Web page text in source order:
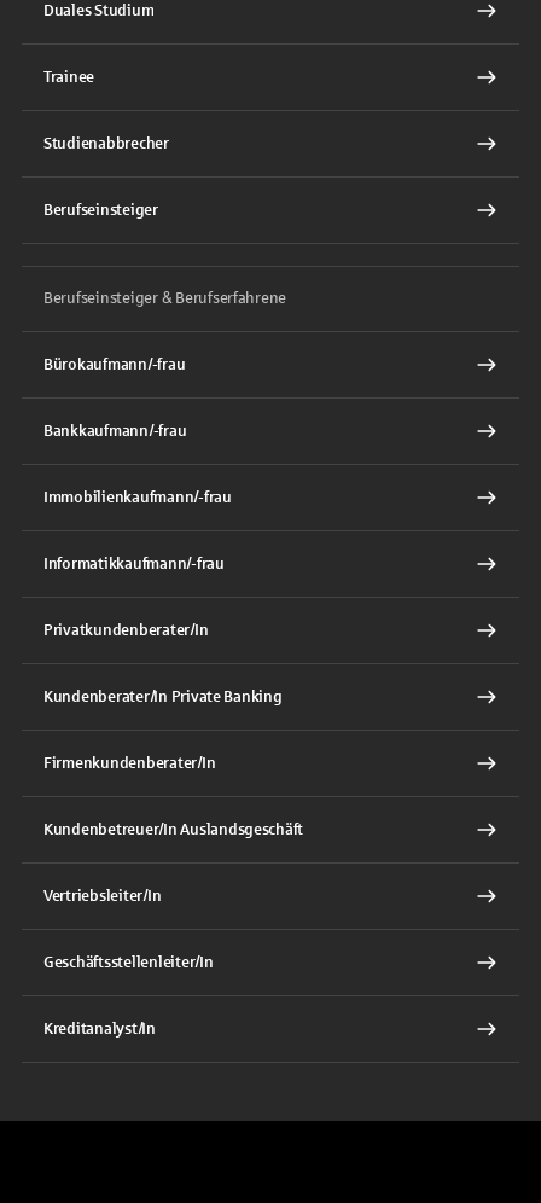
Duales Studium
Trainee
Studienabbrecher
Berufseinsteiger
Berufseinsteiger & Berufserfahrene
Bürokaufmann/-frau
Bankkaufmann/-frau
Immobilienkaufmann/-frau
Informatikkaufmann/-frau
Privatkundenberater/In
Kundenberater/In Private Banking
Firmenkundenberater/In
Kundenbetreuer/In Auslandsgeschäft
Vertriebsleiter/In
Geschäftsstellenleiter/In
Kreditanalyst/In